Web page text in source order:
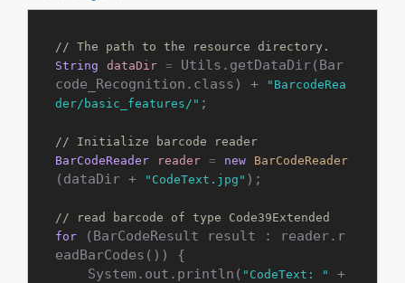
// The path to the resource directory.
String
dataDir =
Utils.getDataDir(Bar
code_Recognition.class) +
"BarcodeRea
der/basic_features/" ;
// Initialize barcode reader
BarCodeReader
reader = new BarCodeReader
(dataDir + "CodeText.jpg" );
// read barcode of type Code39Extended
for (BarCodeResult result : reader.r
eadBarCodes()) {
    System.out.println(
"CodeText: "
+